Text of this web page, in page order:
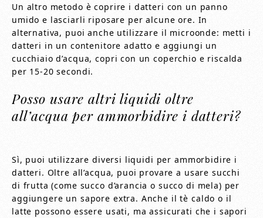
Un altro metodo è coprire i datteri con un panno
umido e lasciarli riposare per alcune ore. In
alternativa, puoi anche utilizzare il microonde: metti i
datteri in un contenitore adatto e aggiungi un
cucchiaio d’acqua, copri con un coperchio e riscalda
per 15-20 secondi.
Posso usare altri liquidi oltre
all’acqua per ammorbidire i datteri?
Sì, puoi utilizzare diversi liquidi per ammorbidire i
datteri. Oltre all’acqua, puoi provare a usare succhi
di frutta (come succo d’arancia o succo di mela) per
aggiungere un sapore extra. Anche il tè caldo o il
latte possono essere usati, ma assicurati che i sapori